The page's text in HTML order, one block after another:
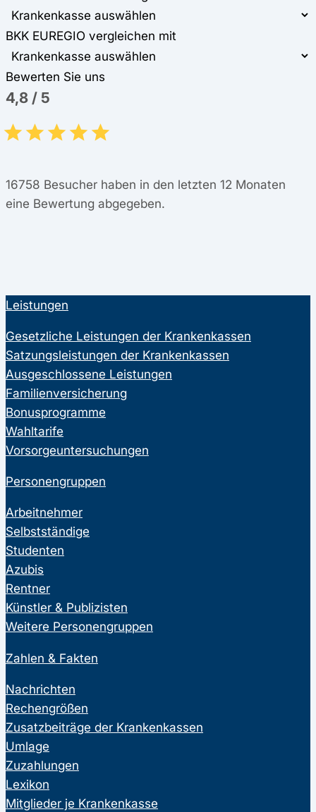
BKK EUREGIO vergleichen mit
Bewerten Sie uns
4,8 / 5
16758 Besucher haben in den letzten 12 Monaten
eine Bewertung abgegeben.
Leistungen
Gesetzliche Leistungen der Krankenkassen
Satzungsleistungen der Krankenkassen
Ausgeschlossene Leistungen
Familienversicherung
Bonusprogramme
Wahltarife
Vorsorgeuntersuchungen
Personengruppen
Arbeitnehmer
Selbstständige
Studenten
Azubis
Rentner
Künstler & Publizisten
Weitere Personengruppen
Zahlen & Fakten
Nachrichten
Rechengrößen
Zusatzbeiträge der Krankenkassen
Umlage
Zuzahlungen
Lexikon
Mitglieder je Krankenkasse